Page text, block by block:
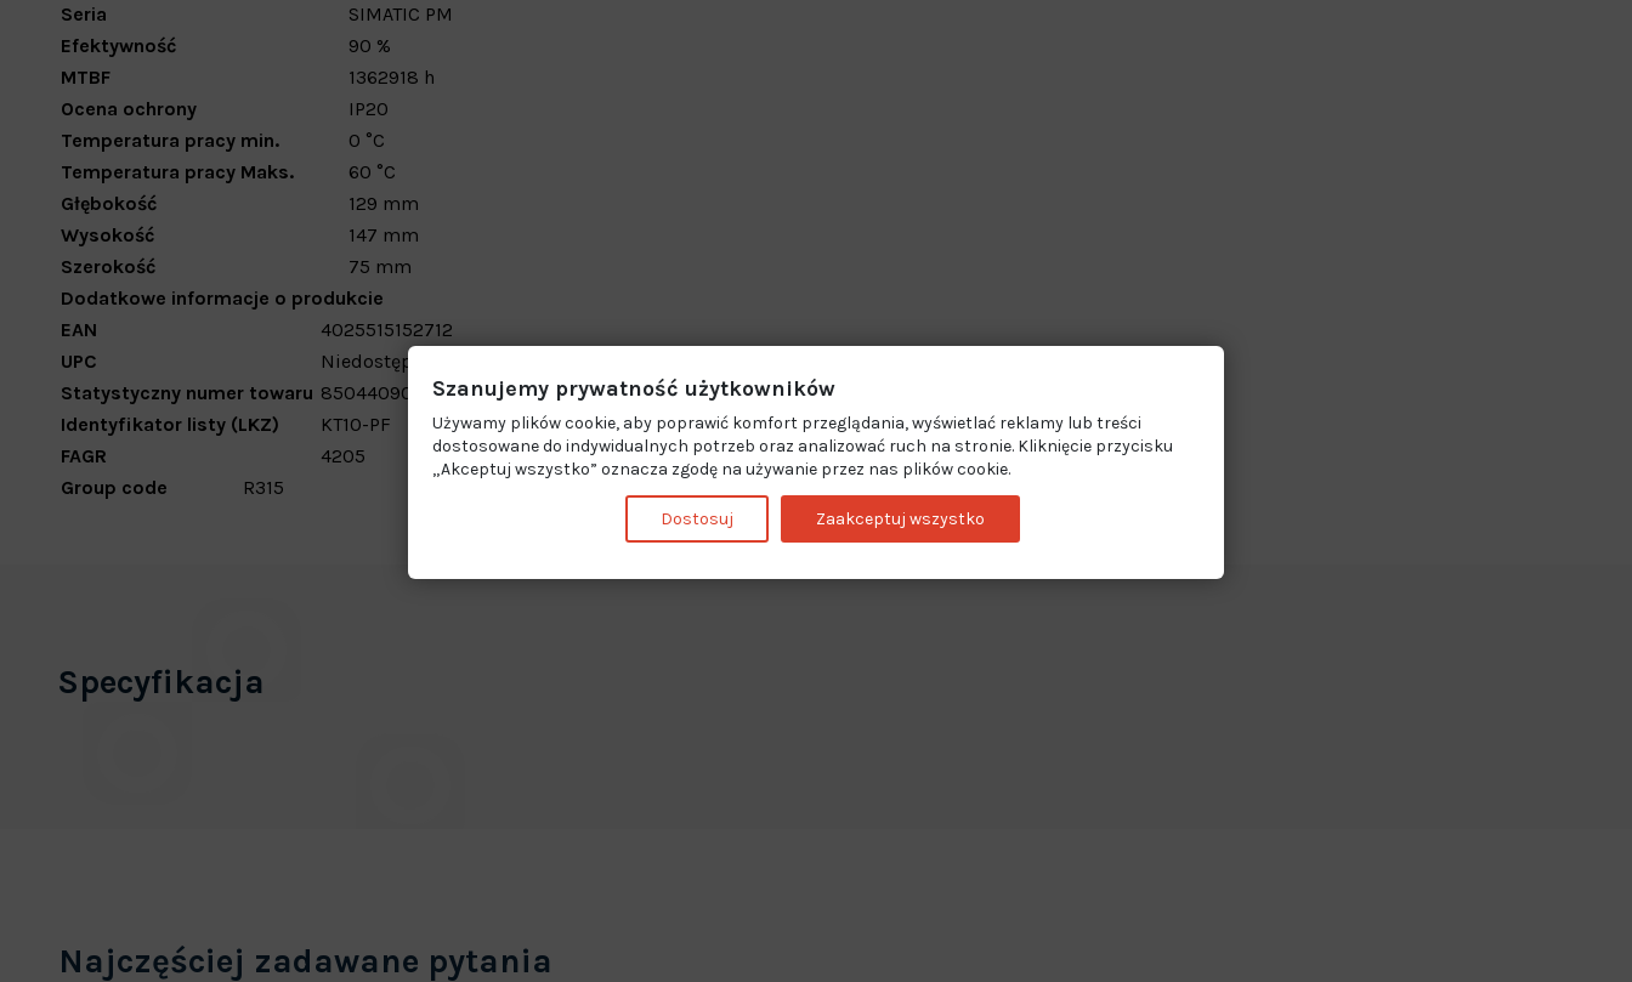
Seria
SIMATIC PM
Efektywność
90 %
MTBF
1362918 h
Ocena ochrony
IP20
Temperatura pracy min.
0 °C
Temperatura pracy Maks.
60 °C
Głębokość
129 mm
Wysokość
147 mm
Szerokość
75 mm
Dodatkowe informacje o produkcie
EAN
4025515152712
UPC
Niedostępne
Statystyczny numer towaru 85044090
Identyfikator listy (LKZ)
KT10-PF
FAGR
4205
Group code
R315
Specyfikacja
Najczęściej zadawane pytania
Szanujemy prywatność użytkowników
Używamy plików cookie, aby poprawić komfort przeglądania, wyświetlać reklamy lub treści
dostosowane do indywidualnych potrzeb oraz analizować ruch na stronie. Kliknięcie przycisku
„Akceptuj wszystko” oznacza zgodę na używanie przez nas plików cookie.
Dostosuj Zaakceptuj wszystko